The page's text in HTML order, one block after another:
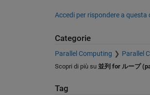
Accedi per rispondere a questa
Categorie
Parallel Computing Parallel
Scopri di più su 並列 for ループ
Tag